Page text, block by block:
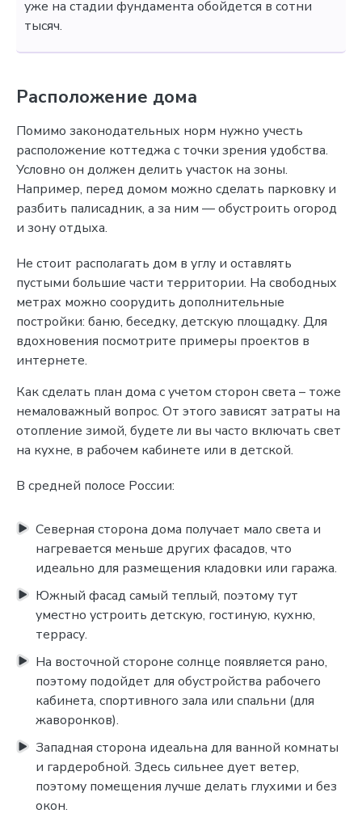
уже на стадии фундамента обойдется в сотни
тысяч.
Расположение дома
Помимо законодательных норм нужно учесть
расположение коттеджа с точки зрения удобства.
Условно он должен делить участок на зоны.
Например, перед домом можно сделать парковку и
разбить палисадник, а за ним — обустроить огород
и зону отдыха.
Не стоит располагать дом в углу и оставлять
пустыми большие части территории. На свободных
метрах можно соорудить дополнительные
постройки: баню, беседку, детскую площадку. Для
вдохновения посмотрите примеры проектов в
интернете.
Как сделать план дома с учетом сторон света – тоже
немаловажный вопрос. От этого зависят затраты на
отопление зимой, будете ли вы часто включать свет
на кухне, в рабочем кабинете или в детской.
В средней полосе России:
Северная сторона дома получает мало света и
нагревается меньше других фасадов, что
идеально для размещения кладовки или гаража.
Южный фасад самый теплый, поэтому тут
уместно устроить детскую, гостиную, кухню,
террасу.
На восточной стороне солнце появляется рано,
поэтому подойдет для обустройства рабочего
кабинета, спортивного зала или спальни (для
жаворонков).
Западная сторона идеальна для ванной комнаты
и гардеробной. Здесь сильнее дует ветер,
поэтому помещения лучше делать глухими и без
окон.